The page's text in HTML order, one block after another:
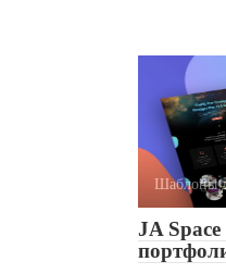
Шаблоны
JA